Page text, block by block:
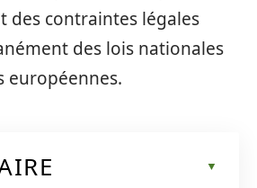
des contraintes légales
des lois nationales
européennes.